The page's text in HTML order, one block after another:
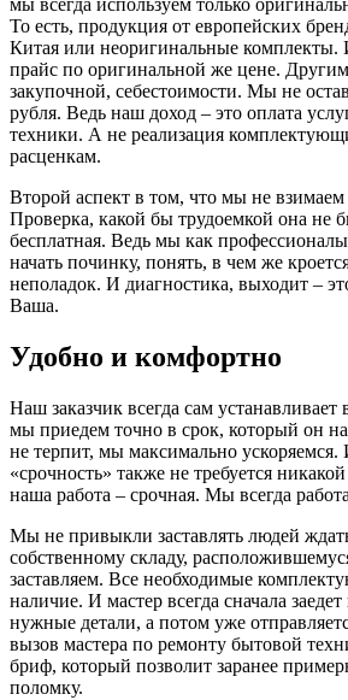
мы всегда используем только
То есть, продукция от европейских
Китая или неоригинальные
прайс по оригинальной же цене.
закупочной, себестоимости. Мы не
рубля. Ведь наш доход – это оплата
техники. А не реализация
расценкам.
Второй аспект в том, что мы не взимаем
Проверка, какой бы трудоемкой она не
бесплатная. Ведь мы как
начать починку, понять, в чем же
неполадок. И диагностика, выходит –
Ваша.
Удобно и комфортно
Наш заказчик всегда сам
мы приедем точно в срок, который он
не терпит, мы максимально ускоряемся.
«срочность» также не требуется
наша работа – срочная. Мы всегда
Мы не привыкли заставлять людей
собственному складу,
заставляем. Все необходимые
наличие. И мастер всегда сначала заедет
нужные детали, а потом уже
вызов мастера по ремонту бытовой
бриф, который позволит заранее
поломку.